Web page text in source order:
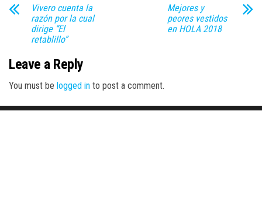
Vivero cuenta la
razón por la cual
dirige “El
retablillo”
Mejores y
peores vestidos
en HOLA 2018
Leave a Reply
You must be logged in to post a comment.